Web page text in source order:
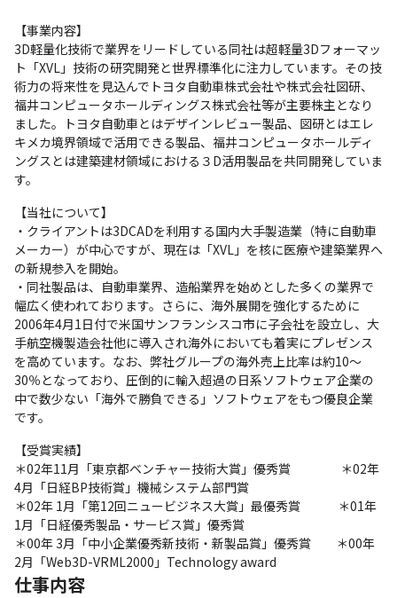
【事業内容】
3D軽量化技術で業界をリードしている同社は超軽量3Dフォーマッ
ト「XVL」技術の研究開発と世界標準化に注力しています。その技
術力の将来性を見込んでトヨタ自動車株式会社や株式会社図研、
福井コンピュータホールディングス株式会社等が主要株主となり
ました。トヨタ自動車とはデザインレビュー製品、図研とはエレ
キメカ境界領域で活用できる製品、福井コンピュータホールディ
ングスとは建築建材領域における３D活用製品を共同開発していま
す。
【当社について】
・クライアントは3DCADを利用する国内大手製造業（特に自動車
メーカー）が中心ですが、現在は「XVL」を核に医療や建築業界へ
の新規参入を開始。
・同社製品は、自動車業界、造船業界を始めとした多くの業界で
幅広く使われております。さらに、海外展開を強化するために
2006年4月1日付で米国サンフランシスコ市に子会社を設立し、大
手航空機製造会社他に導入され海外においても着実にプレゼンス
を高めています。なお、弊社グループの海外売上比率は約10～
30％となっており、圧倒的に輸入超過の日系ソフトウェア企業の
中で数少ない「海外で勝負できる」ソフトウェアをもつ優良企業
です。
【受賞実績】
＊02年11月「東京都ベンチャー技術大賞」優秀賞　　　　＊02年
4月「日経BP技術賞」機械システム部門賞
＊02年 1月「第12回ニュービジネス大賞」最優秀賞　　　＊01年
1月「日経優秀製品・サービス賞」優秀賞
＊00年 3月「中小企業優秀新技術・新製品賞」優秀賞　　＊00年
2月「Web3D-VRML2000」Technology award
仕事内容